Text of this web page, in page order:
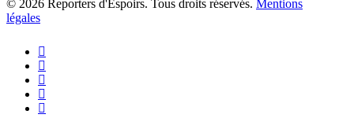
© 2026 Reporters d'Espoirs. Tous droits réservés. Mentions
légales
twitter
facebook
linkedin
youtube
flickr